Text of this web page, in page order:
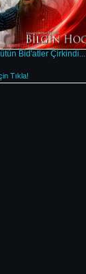
Bid'atler Çirkindi...
Tıkla!